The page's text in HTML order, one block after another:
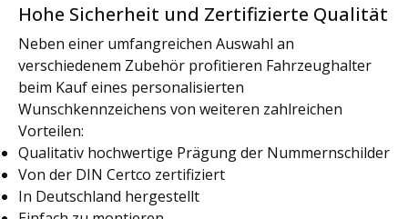
Hohe Sicherheit und Zertifizierte Qualität
Neben einer umfangreichen Auswahl an
verschiedenem Zubehör profitieren Fahrzeughalter
beim Kauf eines personalisierten
Wunschkennzeichens von weiteren zahlreichen
Vorteilen:
Qualitativ hochwertige Prägung der Nummernschilder
Von der DIN Certco zertifiziert
In Deutschland hergestellt